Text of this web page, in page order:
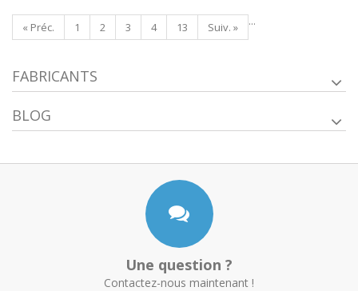
« Préc. 1 2 3 4 ...
13 Suiv. »
FABRICANTS
BLOG
Une question ?
Contactez-nous maintenant !